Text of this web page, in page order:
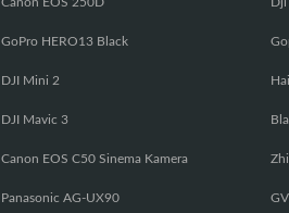
GoPro HERO13 Black
DJI Mini 2
DJI Mavic 3
Canon EOS C50 Sinema Kamera
Panasonic AG-UX90